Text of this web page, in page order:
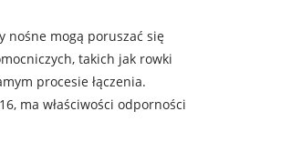
nośne mogą poruszać się
takich jak rowki
procesie łączenia.
ma właściwości odporności